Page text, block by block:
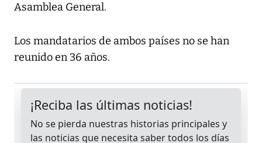
Asamblea General.
Los mandatarios de ambos países no se han
reunido en 36 años.